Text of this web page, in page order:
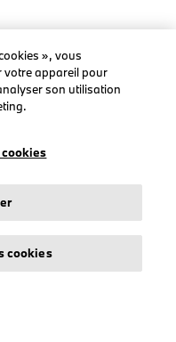
Reg. No. 63490757
», vous
votre appareil pour
son utilisation
cookies